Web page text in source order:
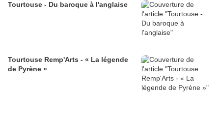
Tourtouse - Du baroque à l'anglaise
Tourtouse Remp'Arts - « La légende
de Pyrène »